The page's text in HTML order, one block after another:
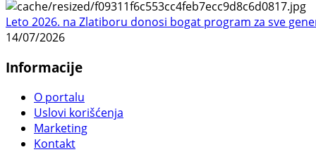
Leto 2026. na Zlatiboru donosi bogat program za sve
14/07/2026
Informacije
O portalu
Uslovi korišćenja
Marketing
Kontakt